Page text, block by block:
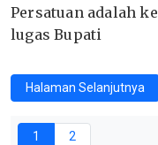
Persatuan adalah
lugas Bupati
Halaman Selanjutnya
1 2